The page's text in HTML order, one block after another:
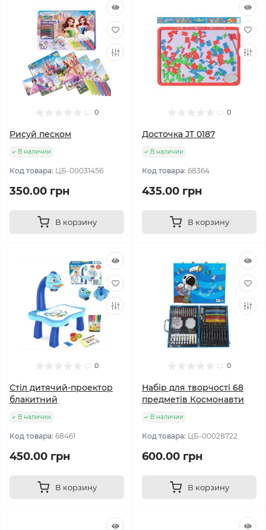
0
Рисуй песком
В наличии
Код товара: ЦБ-00031456
350.00 грн
В корзину
0
Досточка JT 0187
В наличии
Код товара: 68364
435.00 грн
В корзину
0
Стіл дитячий-проектор
блакитний
В наличии
Код товара: 68461
450.00 грн
В корзину
0
Набір для творчості 68
предметів Космонавти
В наличии
Код товара: ЦБ-00028722
600.00 грн
В корзину